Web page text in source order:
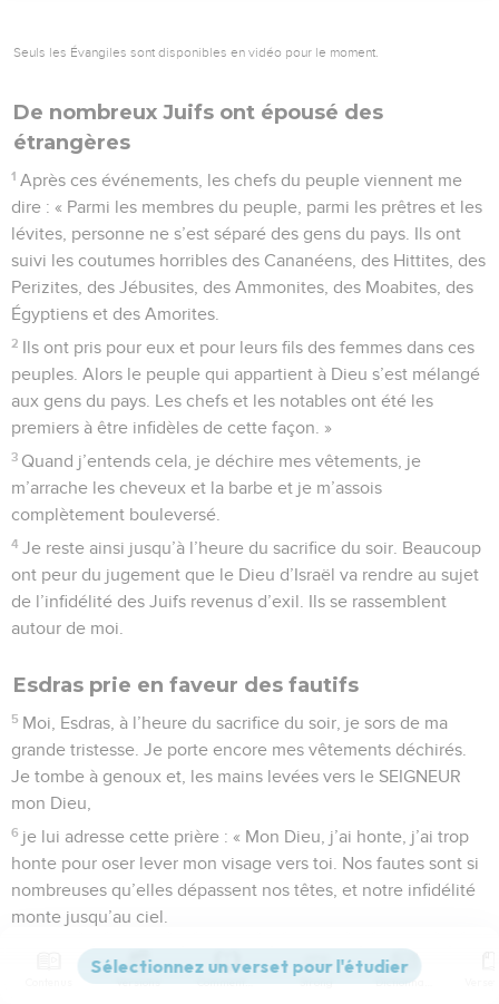
Seuls les Évangiles sont disponibles en vidéo pour le moment.
De nombreux Juifs ont épousé des
étrangères
1 Après ces événements, les chefs du peuple viennent me
dire : « Parmi les membres du peuple, parmi les prêtres et les
lévites, personne ne s’est séparé des gens du pays. Ils ont
suivi les coutumes horribles des Cananéens, des Hittites, des
Perizites, des Jébusites, des Ammonites, des Moabites, des
Égyptiens et des Amorites.
2 Ils ont pris pour eux et pour leurs fils des femmes dans ces
peuples. Alors le peuple qui appartient à Dieu s’est mélangé
aux gens du pays. Les chefs et les notables ont été les
premiers à être infidèles de cette façon. »
3 Quand j’entends cela, je déchire mes vêtements, je
m’arrache les cheveux et la barbe et je m’assois
complètement bouleversé.
4 Je reste ainsi jusqu’à l’heure du sacrifice du soir. Beaucoup
ont peur du jugement que le Dieu d’Israël va rendre au sujet
de l’infidélité des Juifs revenus d’exil. Ils se rassemblent
autour de moi.
Esdras prie en faveur des fautifs
5 Moi, Esdras, à l’heure du sacrifice du soir, je sors de ma
grande tristesse. Je porte encore mes vêtements déchirés.
Je tombe à genoux et, les mains levées vers le SEIGNEUR
mon Dieu,
6 je lui adresse cette prière : « Mon Dieu, j’ai honte, j’ai trop
honte pour oser lever mon visage vers toi. Nos fautes sont si
nombreuses qu’elles dépassent nos têtes, et notre infidélité
monte jusqu’au ciel.
Depuis le temps où nos ancêtres vivaient jusqu’à
aujourd’hui, nous avons commis des péchés graves. À cause
Versions Commentaires Strong